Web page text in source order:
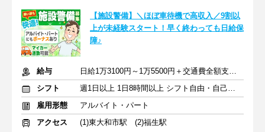
【施設警備】＼ほぼ車待機で高収入／9割以
上が未経験スタート！早く終わっても日給保
障♪
給与
日給1万3100円～1万5500円＋交通費全額支給 ※賞与年2回あり
シフト
週1日以上 1日8時間以上 シフト自由・自己申告
雇用形態
アルバイト・パート
アクセス
(1)東大和市駅 (2)福生駅